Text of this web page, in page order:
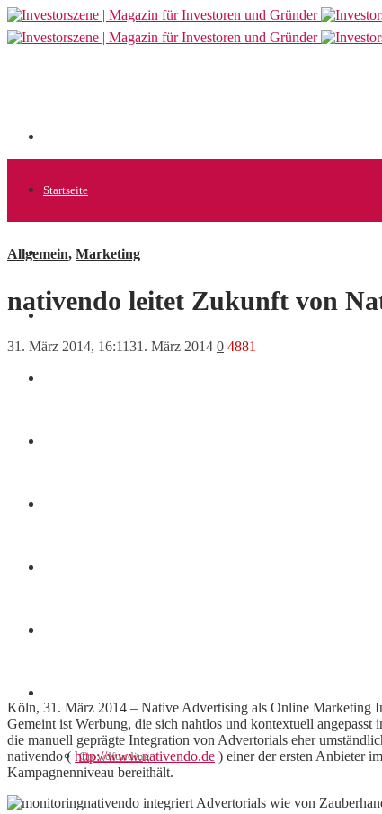
Startseite
Allgemein
Crowdfunding
Allgemein, Marketing
nativendo leitet Zukunft von
31. März 2014, 16:1131. März 2014 0 4881
Köln, 31. März 2014 – Native Advertising als Online Marketing
Gemeint ist Werbung, die sich nahtlos und kontextuell
die manuell geprägte Integration von Advertorials eher
nativendo ( http://www.nativendo.de ) einer der ersten Anbieter
Kampagnenniveau bereithält.
nativendo integriert Advertorials wie von